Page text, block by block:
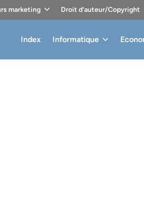
marketing Droit d’auteur/Copyright
Index Informatique